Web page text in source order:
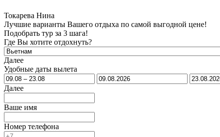
Токарева Нина
Лучшие варианты Вашего отдыха по самой выгодной цене!
Подобрать тур за 3 шага!
Где Вы хотите отдохнуть?
Далее
Удобные даты вылета
Далее
Ваше имя
Номер телефона